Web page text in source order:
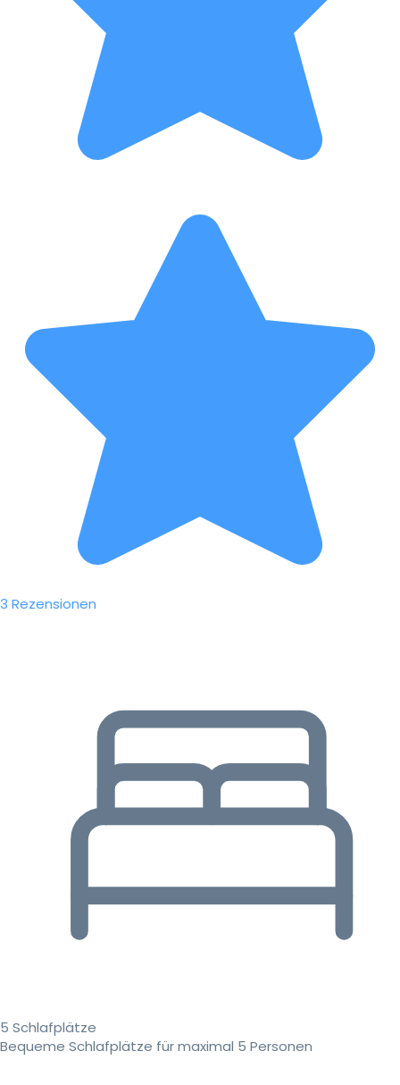
3 Rezensionen
5 Schlafplätze
Bequeme Schlafplätze für maximal 5 Personen